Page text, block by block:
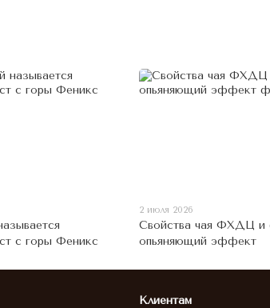
с горы Феникс
2 июля 2026
Свойства чая ФХДЦ и
опьяняющий эффект
Клиентам